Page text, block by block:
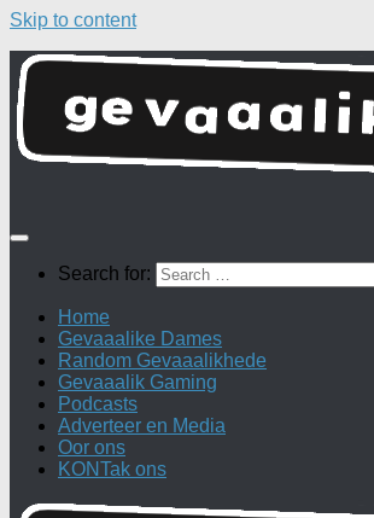
Skip to content
Search for:
Home
Gevaaalike Dames
Random Gevaaalikhede
Gevaaalik Gaming
Podcasts
Adverteer en Media
Oor ons
KONTak ons